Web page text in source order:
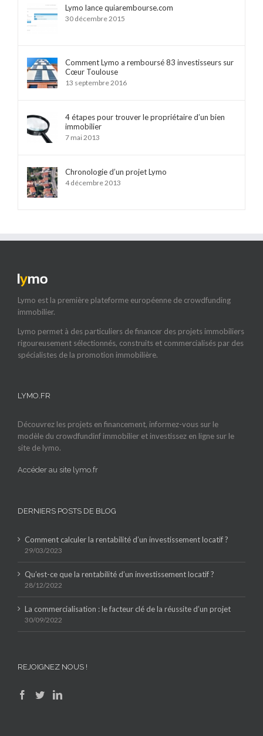
Lymo lance quiarembourse.com
30 décembre 2015
Comment Lymo a remboursé 83 investisseurs sur
Cœur Toulouse
13 septembre 2016
4 étapes pour trouver le propriétaire d’un bien
immobilier
7 mai 2013
Chronologie d’un projet Lymo
4 décembre 2013
Lymo est la première plateforme européenne de crowdfunding
immobilier.
Lymo permet à des particuliers de financer des projets immobiliers
rigoureusement sélectionnés, construits et commercialisés par des
spécialistes de la promotion immobilière.
LYMO.FR
Découvrez les projets en financement, informez-vous sur le
modèle du crowdfundinf immobilier et investissez en ligne sur le
site de lymo.
Accéder au site lymo.fr
DERNIERS POSTS DE BLOG
Comment calculer la rentabilité d’un investissement locatif ?
29/03/2023
Qu’est-ce que la rentabilité d’un investissement locatif ?
28/12/2022
La commercialisation : le facteur clé de la réussite d’un projet
30/09/2022
REJOIGNEZ NOUS !